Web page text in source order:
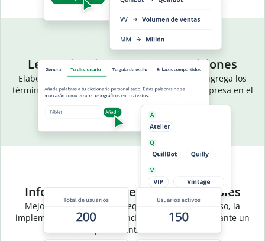
Lenguaje alineado, menos ediciones
Elabora un vocabulario común para tu equipo: agrega los
términos, acrónimos y frases preferidas de tu empresa en el
diccionario de tu equipo.
Información útil, resultados medibles
Mejora la eficiencia de tu equipo y supervisa el uso, la
implementación y las tendencias de escritura mediante un
panel centralizado.